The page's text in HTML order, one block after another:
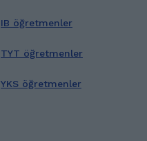
IB öğretmenler
TYT öğretmenler
YKS öğretmenler